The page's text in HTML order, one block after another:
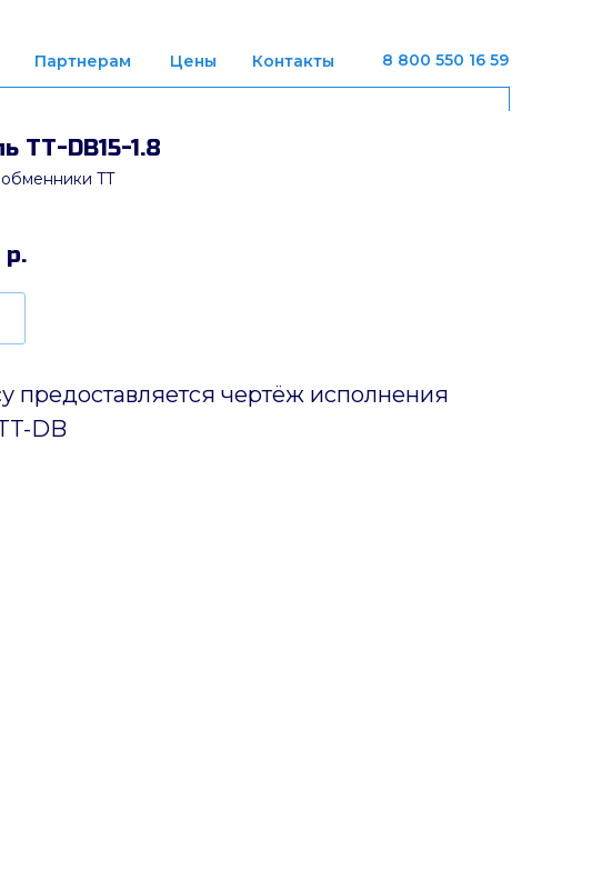
8 800 550 16 59
Партнерам Цены Контакты
ТТ-DB15-1.8
TT
р.
предоставляется чертёж исполнения
DB